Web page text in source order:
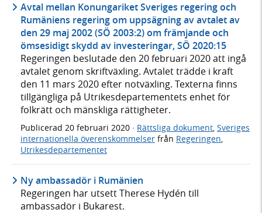
Avtal mellan Konungariket Sveriges regering och
Rumäniens regering om uppsägning av avtalet av
den 29 maj 2002 (SÖ 2003:2) om främjande och
ömsesidigt skydd av investeringar, SÖ 2020:15
Regeringen beslutade den 20 februari 2020 att ingå
avtalet genom skriftväxling. Avtalet trädde i kraft
den 11 mars 2020 efter notväxling. Texterna finns
tillgängliga på Utrikesdepartementets enhet för
folkrätt och mänskliga rättigheter.
Publicerad 20 februari 2020 · Rättsliga dokument, Sveriges
internationella överenskommelser från Regeringen,
Utrikesdepartementet
Ny ambassadör i Rumänien
Regeringen har utsett Therese Hydén till
ambassadör i Bukarest.